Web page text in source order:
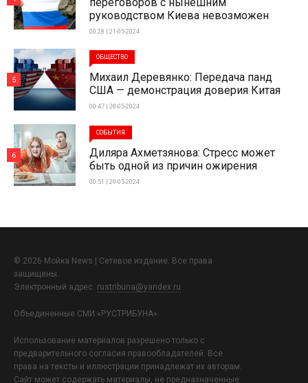
руководством Киева невозможен
00:28 | 21-05-2024
ОБЩЕСТВО
Михаил Деревянко: Передача панд
США — демонстрация доверия Китая
00:47 | 28-05-2024
5
СОБЫТИЯ
Диляра Ахметзянова: Стресс может
быть одной из причин ожирения
00:51 | 29-05-2024
6
© 2026 Мойка News | Сетевое издание. Все права
защищены.
Электронный адрес: rustribuna@yandex.ru
Объединенные СМИ «РУСТРИБУНА»
Использование материалов разрешено только с
предварительного согласия правообладателей. Все
права на тексты и иллюстрации принадлежат их авторам.
Сайт может содержать материалы, не предназначенные